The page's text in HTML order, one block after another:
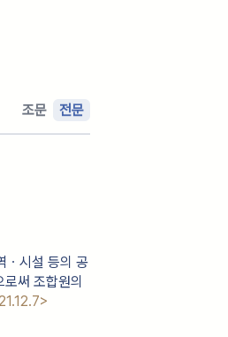
조문 전문
ㆍ시설 등의 공
써 조합원의